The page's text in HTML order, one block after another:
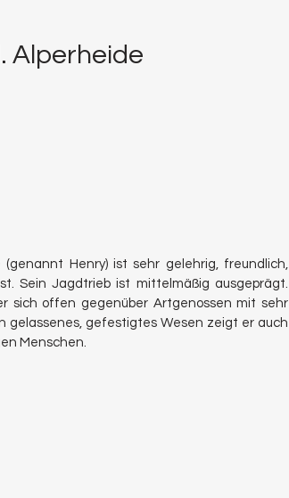
Alperheide
(genannt Henry) ist sehr gelehrig, freundlich,
Sein Jagdtrieb ist mittelmäßig ausgeprägt.
sich offen gegenüber Artgenossen mit sehr
gelassenes, gefestigtes Wesen zeigt er auch
Menschen.